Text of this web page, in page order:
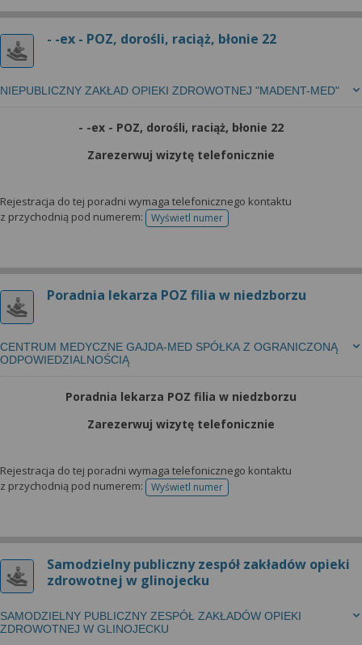
- -ex - POZ, dorośli, raciąż, błonie 22
NIEPUBLICZNY ZAKŁAD OPIEKI ZDROWOTNEJ "MADENT-MED"
- -ex - POZ, dorośli, raciąż, błonie 22
Zarezerwuj wizytę telefonicznie
Rejestracja do tej poradni wymaga telefonicznego kontaktu
z przychodnią pod numerem:
Wyświetl numertelefonu do rejestracji
Poradnia lekarza POZ filia w niedzborzu
CENTRUM MEDYCZNE GAJDA-MED SPÓŁKA Z OGRANICZONĄ
ODPOWIEDZIALNOŚCIĄ
Poradnia lekarza POZ filia w niedzborzu
Zarezerwuj wizytę telefonicznie
Rejestracja do tej poradni wymaga telefonicznego kontaktu
z przychodnią pod numerem:
Wyświetl numertelefonu do rejestracji
Samodzielny publiczny zespół zakładów opieki
zdrowotnej w glinojecku
SAMODZIELNY PUBLICZNY ZESPÓŁ ZAKŁADÓW OPIEKI
ZDROWOTNEJ W GLINOJECKU